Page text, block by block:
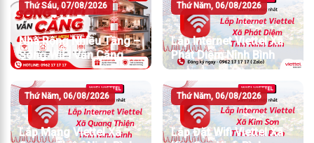
Thứ Sáu, 07/08/2026
Nhà Rộng Nhiều Tầng –
Sóng WiFi Vẫn Căng
Thứ Năm, 06/08/2026
Lắp Internet Viettel Xã
Phát Diệm Ninh Bình
Thứ Năm, 06/08/2026
Lắp Mạng Viettel Xã
Thứ Năm, 06/08/2026
Lắp Đặt Wifi Viettel Xã